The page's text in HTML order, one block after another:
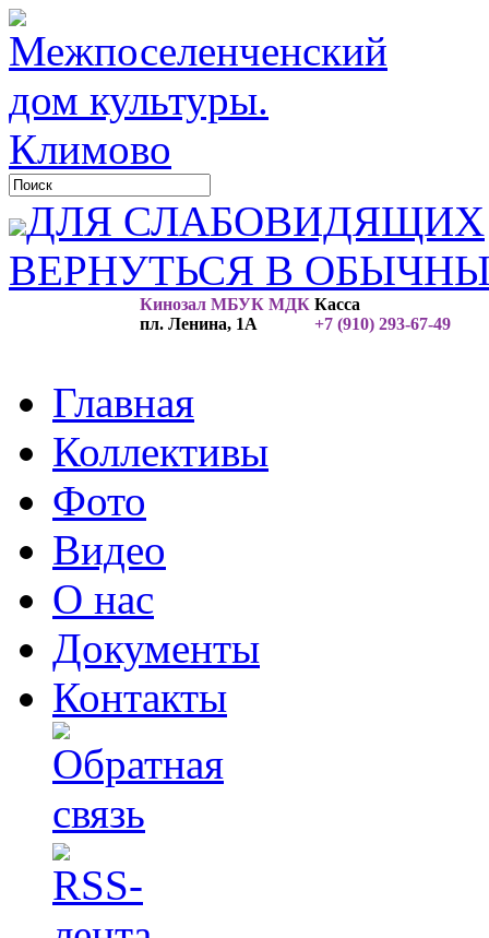
ДЛЯ СЛАБОВИДЯЩИХ
ВЕРНУТЬСЯ В
Кинозал МБУК МДК
пл. Ленина, 1А
Касса
+7 (910) 293-67-49
Главная
Коллективы
Фото
Видео
О нас
Документы
Контакты